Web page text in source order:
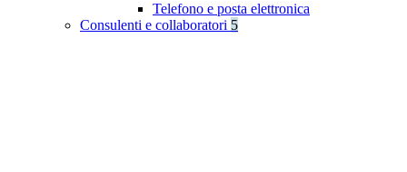
Telefono e posta elettronica
Consulenti e collaboratori 5